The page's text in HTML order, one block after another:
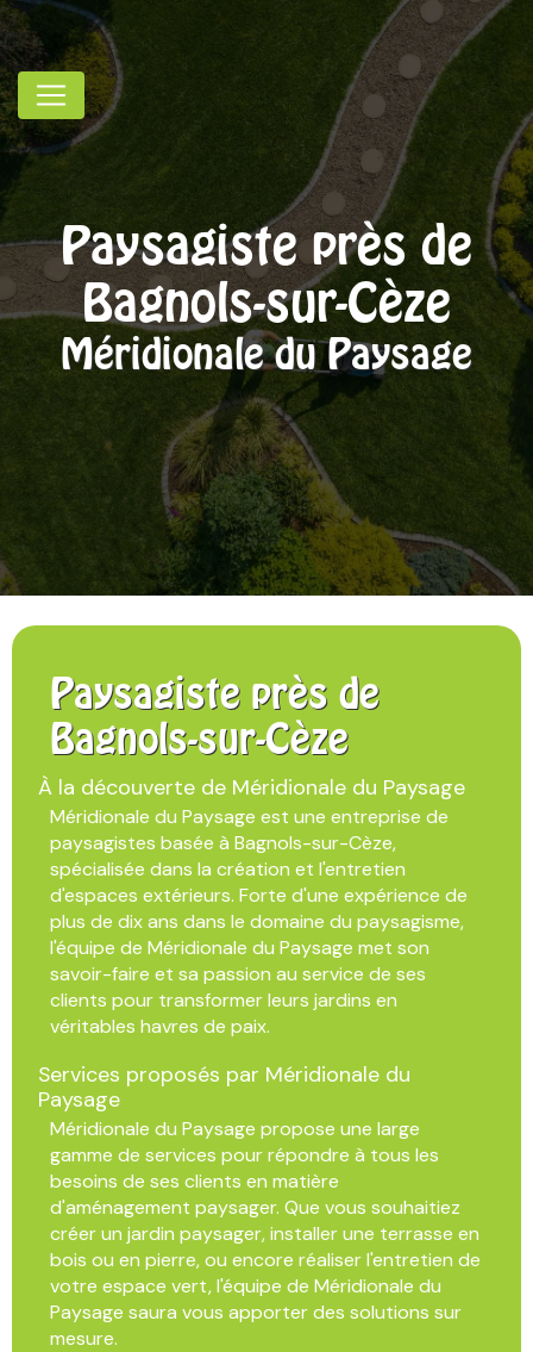
Paysagiste près de
Bagnols-sur-Cèze
Méridionale du Paysage
Paysagiste près de
Bagnols-sur-Cèze
À la découverte de Méridionale du Paysage
Méridionale du Paysage est une entreprise de
paysagistes basée à Bagnols-sur-Cèze,
spécialisée dans la création et l'entretien
d'espaces extérieurs. Forte d'une expérience de
plus de dix ans dans le domaine du paysagisme,
l'équipe de Méridionale du Paysage met son
savoir-faire et sa passion au service de ses
clients pour transformer leurs jardins en
véritables havres de paix.
Services proposés par Méridionale du
Paysage
Méridionale du Paysage propose une large
gamme de services pour répondre à tous les
besoins de ses clients en matière
d'aménagement paysager. Que vous souhaitiez
créer un jardin paysager, installer une terrasse en
bois ou en pierre, ou encore réaliser l'entretien de
votre espace vert, l'équipe de Méridionale du
Paysage saura vous apporter des solutions sur
mesure.
Panneau de gestion des cookies